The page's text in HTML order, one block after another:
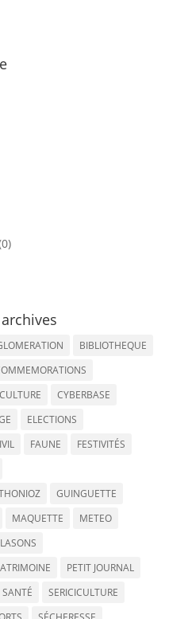
BIBLIOTHEQUE
CULTURE
CYBERBASE
ELECTIONS
FAUNE
FESTIVITÉS
GUINGUETTE
MAQUETTE
METEO
PETIT JOURNAL
SANTÉ
SERICICULTURE